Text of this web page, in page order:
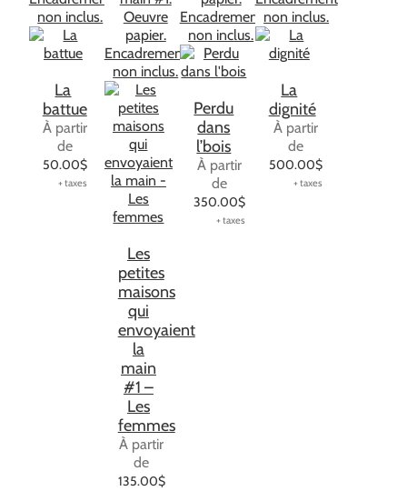
La
battue
À partir
de
50.00$
Les
petites
maisons
qui
envoyaient
la
main
#1 –
Les
femmes
À partir
de
135.00$
Perdu
dans
l’bois
À partir
de
350.00$
La
dignité
À partir
de
500.00$